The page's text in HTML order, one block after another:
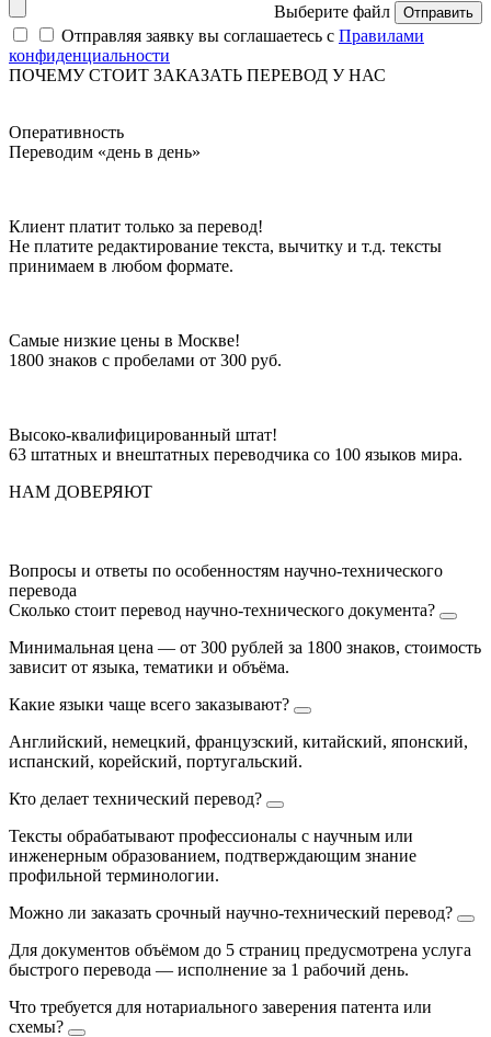
Выберите файл Отправить
Отправляя заявку вы соглашаетесь с Правилами
конфиденциальности
ПОЧЕМУ СТОИТ ЗАКАЗАТЬ ПЕРЕВОД У НАС
Оперативность
Переводим «день в день»
Клиент платит только за перевод!
Не платите редактирование текста, вычитку и т.д. тексты
принимаем в любом формате.
Самые низкие цены в Москве!
1800 знаков с пробелами от 300 руб.
Высоко-квалифицированный штат!
63 штатных и внештатных переводчика со 100 языков мира.
НАМ ДОВЕРЯЮТ
Вопросы и ответы по особенностям научно-технического
перевода
Сколько стоит перевод научно-технического документа?
Минимальная цена — от 300 рублей за 1800 знаков, стоимость
зависит от языка, тематики и объёма.
Какие языки чаще всего заказывают?
Английский, немецкий, французский, китайский, японский,
испанский, корейский, португальский.
Кто делает технический перевод?
Тексты обрабатывают профессионалы с научным или
инженерным образованием, подтверждающим знание
профильной терминологии.
Можно ли заказать срочный научно-технический перевод?
Для документов объёмом до 5 страниц предусмотрена услуга
быстрого перевода — исполнение за 1 рабочий день.
Что требуется для нотариального заверения патента или
схемы?